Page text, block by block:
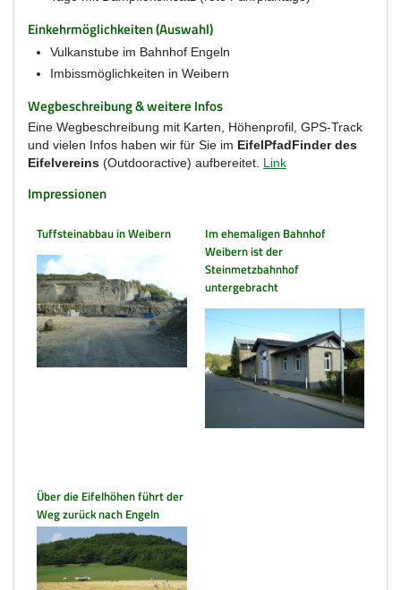
Einkehrmöglichkeiten (Auswahl)
Vulkanstube im Bahnhof Engeln
Imbissmöglichkeiten in Weibern
Wegbeschreibung & weitere Infos
Eine Wegbeschreibung mit Karten, Höhenprofil, GPS-Track
und vielen Infos haben wir für Sie im EifelPfadFinder des
Eifelvereins (Outdooractive) aufbereitet. Link
Impressionen
Tuffsteinabbau in Weibern
Im ehemaligen Bahnhof
Weibern ist der
Steinmetzbahnhof
untergebracht
Über die Eifelhöhen führt der
Weg zurück nach Engeln